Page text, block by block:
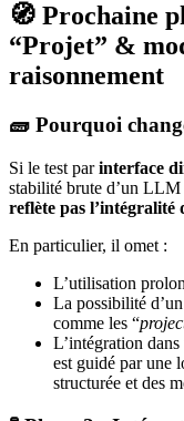
🧭 Prochaine
“Projet” &
raisonnement
🧱 Pourquoi
Si le test parinterface
stabilité brute d’un LLM
reflète pas l’intégralité
En particulier, il omet :
L’utilisation
La possibilité d’un
comme les “
L’intégration dans
est guidé par une
structurée et des